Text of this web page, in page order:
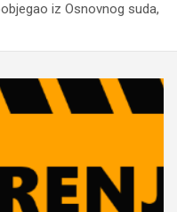
iz Osnovnog suda,